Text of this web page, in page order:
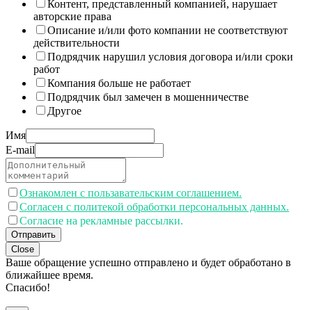
Контент, представленный компанией, нарушает
авторские права
Описание и/или фото компании не соответствуют
действительности
Подрядчик нарушил условия договора и/или сроки
работ
Компания больше не работает
Подрядчик был замечен в мошенничестве
Другое
Имя
E-mail
Ознакомлен с пользавательским соглашением.
Согласен с политекой обработки персональных данных.
Согласие на рекламные рассылки.
Отправить
Close
Ваше обращение успешно отправлено и будет обработано в
ближайшее время.
Спасибо!